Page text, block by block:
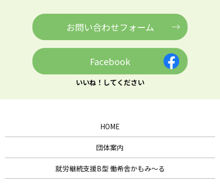
お問い合わせフォーム
Facebook
いいね！してください
HOME
団体案内
就労継続支援B型 働希舎かもみ～る